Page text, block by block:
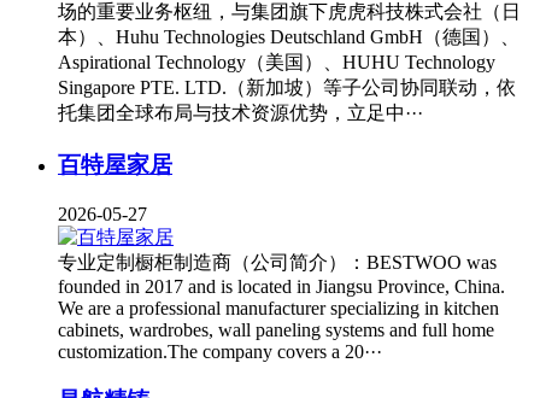
场的重要业务枢纽，与集团旗下虎虎科技株式会社（日
本）、Huhu Technologies Deutschland GmbH（德国）、
Aspirational Technology（美国）、HUHU Technology
Singapore PTE. LTD.（新加坡）等子公司协同联动，依
托集团全球布局与技术资源优势，立足中···
百特屋家居
2026-05-27
专业定制橱柜制造商（公司简介）：BESTWOO was
founded in 2017 and is located in Jiangsu Province, China.
We are a professional manufacturer specializing in kitchen
cabinets, wardrobes, wall paneling systems and full home
customization.The company covers a 20···